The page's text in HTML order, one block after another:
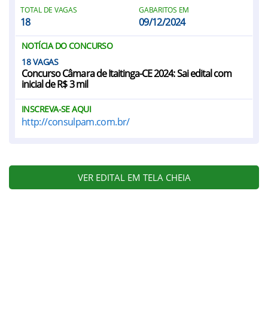
TOTAL DE VAGAS
18
GABARITOS EM
09/12/2024
NOTÍCIA DO CONCURSO
18
Concurso Câmara de Itaitinga-CE 2024: Sai edital com
inicial de R$ 3 mil
INSCREVA-SE AQUI
http://consulpam.com.br/
VER EDITAL EM TELA CHEIA